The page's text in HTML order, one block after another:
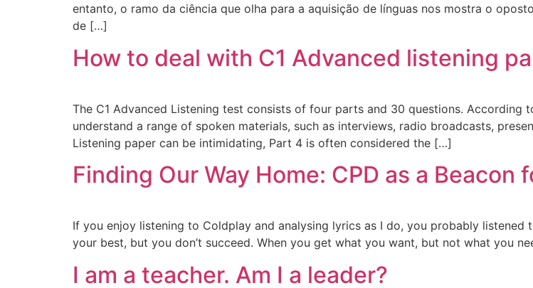
entanto, o ramo da ciência que olha para a aquisição de línguas nos mostra o
de […]
How to deal with C1 Advanced listening
The C1 Advanced Listening test consists of four parts and 30 questions.
understand a range of spoken materials, such as interviews, radio broadcasts,
Listening paper can be intimidating, Part 4 is often considered the […]
Finding Our Way Home: CPD as a Beacon
If you enjoy listening to Coldplay and analysing lyrics as I do, you probably listened
your best, but you don’t succeed. When you get what you want, but not what you
I am a teacher. Am I a leader?